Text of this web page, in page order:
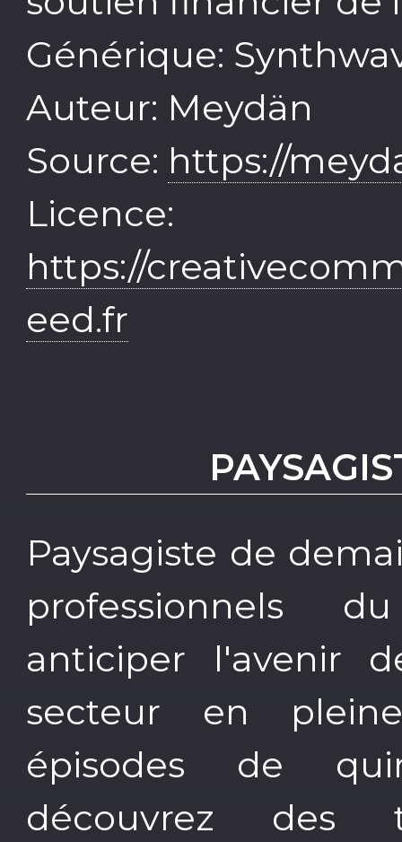
Générique:
Auteur: Meydän
Source: https://
Licence:
https://
eed.fr
Paysagiste de
professionnels
anticiper l'avenir
secteur en
épisodes de
découvrez des